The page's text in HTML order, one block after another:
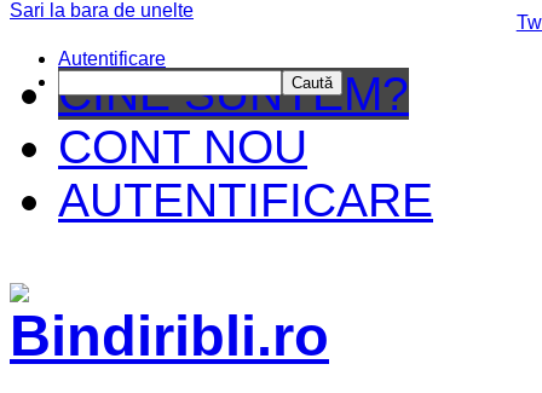
CINE SUNTEM?
CONT NOU
AUTENTIFICARE
Sari la bara de unelte
Autentificare
Caută